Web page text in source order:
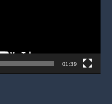
01:39